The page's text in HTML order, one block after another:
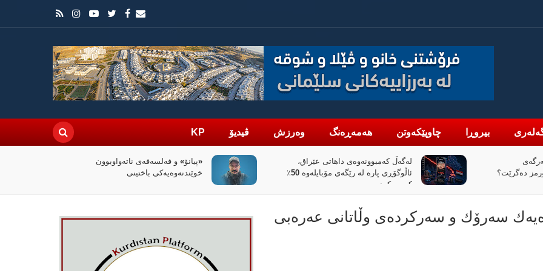
بیروڕا چاوپێکەوتن هەمەڕەنگ وەرزش ڤیدیۆ KP
عێراق،
«پیانۆ» و فەلسەفەی ناتەواوبوون
خوێندنەوەیەکی باختینی
سیاسەتی خۆتەعریبکردن لە باشووری
کوردستان
سەرۆك و سەركردەی وڵاتانی عەرەبی